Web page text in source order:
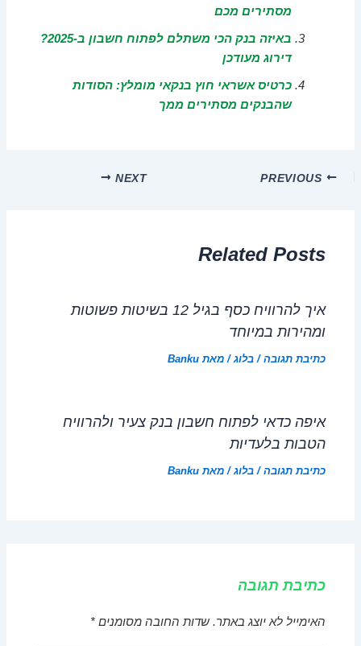
מסתירים מכם
באיזה בנק הכי משתלם לפתוח חשבון ב-2025?
דירוג מעודכן
כרטיס אשראי חוץ בנקאי מומלץ: הסודות
שהבנקים מסתירים ממך
NEXT
Related Posts
איך להרוויח כסף בגיל 12 בשיטות פשוטות
ומהירות במיוחד
כתיבת תגובה /בלוג / מאתBanku
איפה כדאי לפתוח חשבון בנק צעיר ולהרוויח
הטבות בלעדיות
כתיבת תגובה /בלוג / מאתBanku
כתיבת תגובה
האימייל לא יוצג באתר. שדות החובה מסומנים*